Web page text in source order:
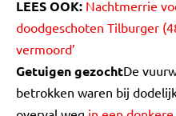
LEES OOK: Nachtmerrie
doodgeschoten Tilburger
vermoord’
Getuigen gezochtDe
betrokken waren bij